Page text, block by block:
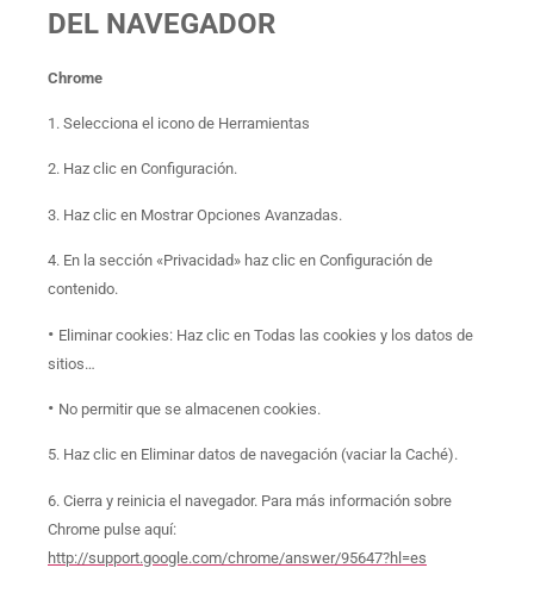
DEL NAVEGADOR
Chrome
1. Selecciona el icono de Herramientas
2. Haz clic en Configuración.
3. Haz clic en Mostrar Opciones Avanzadas.
4. En la sección «Privacidad» haz clic en Configuración de
contenido.
• Eliminar cookies: Haz clic en Todas las cookies y los datos de
sitios…
• No permitir que se almacenen cookies.
5. Haz clic en Eliminar datos de navegación (vaciar la Caché).
6. Cierra y reinicia el navegador. Para más información sobre
Chrome pulse aquí:
http://support.google.com/chrome/answer/95647?hl=es